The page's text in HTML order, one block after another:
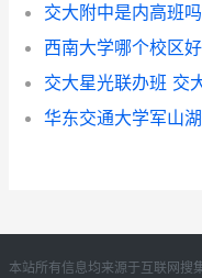
交大附中是内高班
西南大学哪个校区
交大星光联办班 交
华东交通大学军山
本站所有信息均来源于互联网搜